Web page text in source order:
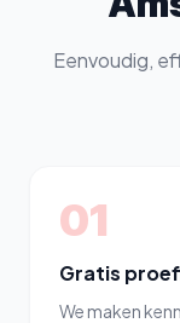
Eenvoudig,
01
Gratis
We maken